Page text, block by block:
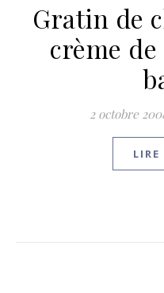
Gratin de
crème
2 octobre